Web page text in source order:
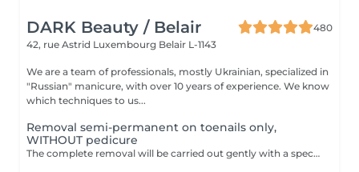
DARK Beauty / Belair
480
42, rue Astrid Luxembourg Belair L-1143
We are a team of professionals, mostly Ukrainian, specialized in
"Russian" manicure, with over 10 years of experience. We know
which techniques to us...
Removal semi-permanent on toenails only,
WITHOUT pedicure
The complete removal will be carried out gently with a special nail drill bit Included in the service : Shape and file nails.